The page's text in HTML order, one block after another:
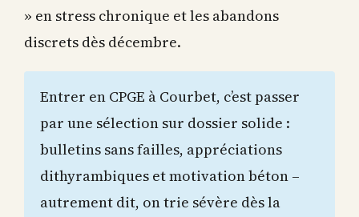
» en stress chronique et les abandons
discrets dès décembre.
Entrer en CPGE à Courbet, c’est passer
par une sélection sur dossier solide :
bulletins sans failles, appréciations
dithyrambiques et motivation béton –
autrement dit, on trie sévère dès la